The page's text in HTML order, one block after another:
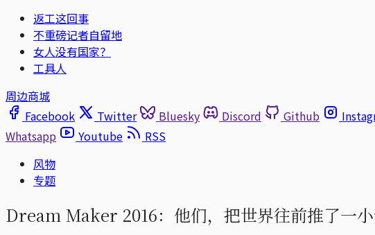
返工这回事
不重磅记者自留地
女人没有国家？
工具人
周边商城
Facebook
Twitter Bluesky Discord Github
Whatsapp
Youtube
RSS
风物
专题
Dream Maker 2016：他们，把世界往前推了一